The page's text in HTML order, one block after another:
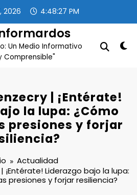
2026 4:48:27 PM
Un Medio Informativo
Comprensible"
| ¡Entérate!
la lupa: ¿Cómo
presiones y forjar
Actualidad
¡Entérate! Liderazgo bajo la lupa:
presiones y forjar resiliencia?